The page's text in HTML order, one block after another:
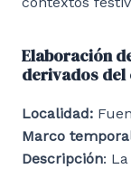
Elaboración
derivados del
Localidad:
Marco
Descripción: